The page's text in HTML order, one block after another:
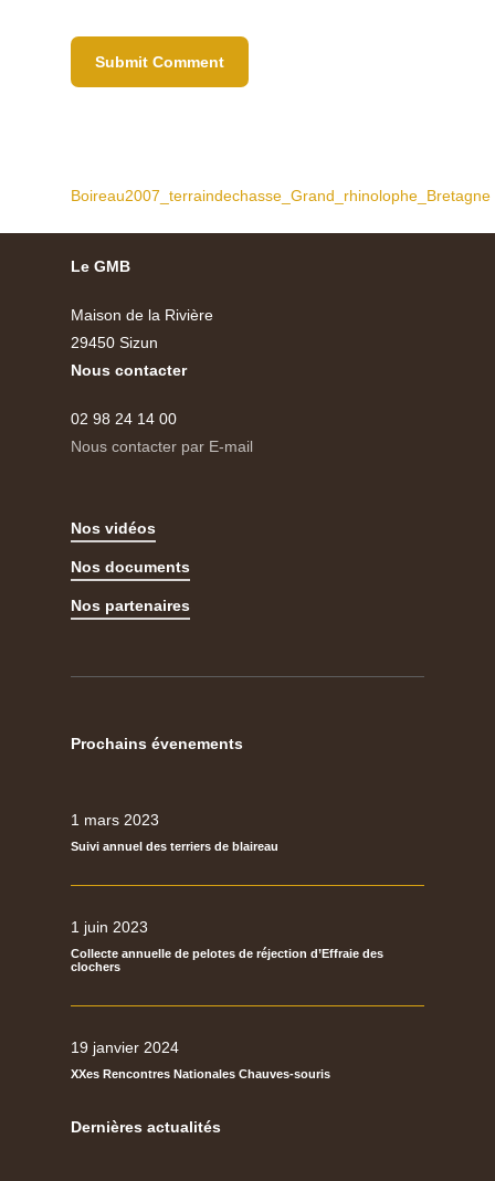
Boireau2007_terraindechasse_Grand_rhinolophe_Bretagne
Le GMB
Maison de la Rivière
29450 Sizun
Nous contacter
02 98 24 14 00
Nous contacter par E-mail
Nos vidéos
Nos documents
Nos partenaires
Prochains évenements
1 mars 2023
Suivi annuel des terriers de blaireau
1 juin 2023
Collecte annuelle de pelotes de réjection d’Effraie des
clochers
19 janvier 2024
XXes Rencontres Nationales Chauves-souris
Dernières actualités